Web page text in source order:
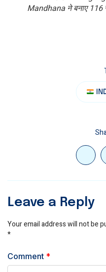
Mandhana ने बनाए 116
Leave a Reply
Your email address will not be
*
Comment *